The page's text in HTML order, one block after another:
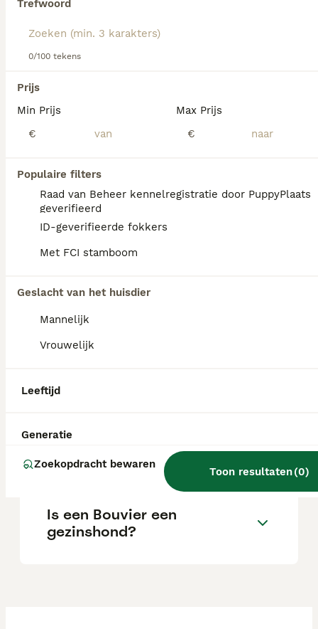
Trefwoord
0/100 tekens
Prijs
Min Prijs
€
Max Prijs
€
Populaire filters
Raad van Beheer kennelregistratie door PuppyPlaats
geverifieerd
ID-geverifieerde fokkers
Met FCI stamboom
Geslacht van het huisdier
Mannelijk
Vrouwelijk
Leeftijd
Generatie
Zoekopdracht bewaren
Toon resultaten(0)
informatie over dit hondenras.
We hebben 0 Bouvier des Flandres Pups te
Als je toekomstige resultaten wil zien voor deze
exacte zoekopdracht, sla dan je zoekopdracht op en
vind jouw perfecte hond:
Zoekopdracht bewaren
FAQ's
Wat is de prijs van een
Bouvier des Flandres pup?
De prijs van een Bouvier des Flandres pup
stamboom.
Flandres-puppy?
Wat is het karakter van een
Bouvier des Flandres?
Is een Bouvier een
gezinshond?